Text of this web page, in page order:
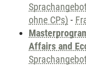
ohne CPs) -
Affairs and